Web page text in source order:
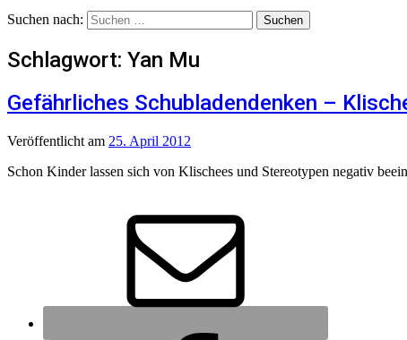
Suchen nach:
Schlagwort: Yan Mu
Gefährliches Schubladendenken –
Veröffentlicht am 25. April 2012
Schon Kinder lassen sich von Klischees und Stereotypen negativ